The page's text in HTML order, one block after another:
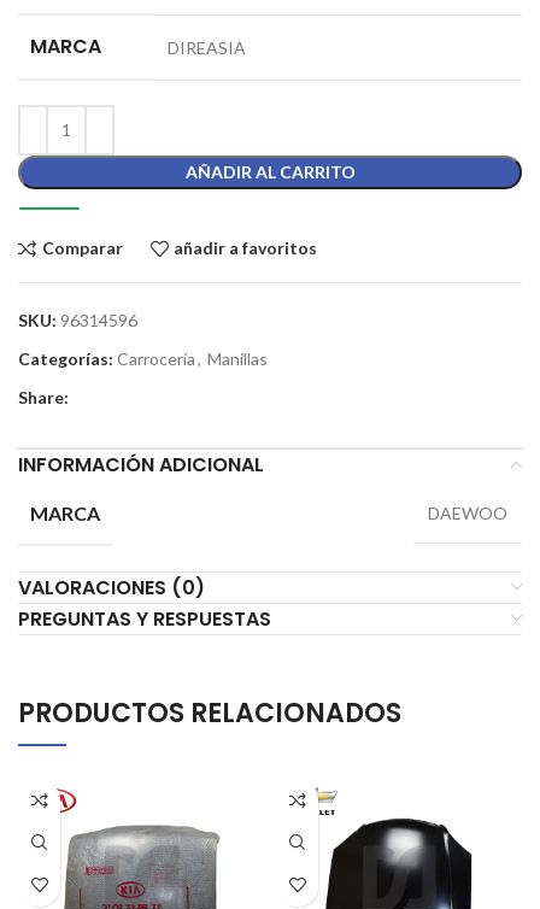
MARCA DIREASIA
AÑADIR AL CARRITO
Comparar añadir a favoritos
SKU: 96314596
Categorías: Carrocería, Manillas
Share:
INFORMACIÓN ADICIONAL
MARCA DAEWOO
VALORACIONES (0)
PREGUNTAS Y RESPUESTAS
PRODUCTOS RELACIONADOS